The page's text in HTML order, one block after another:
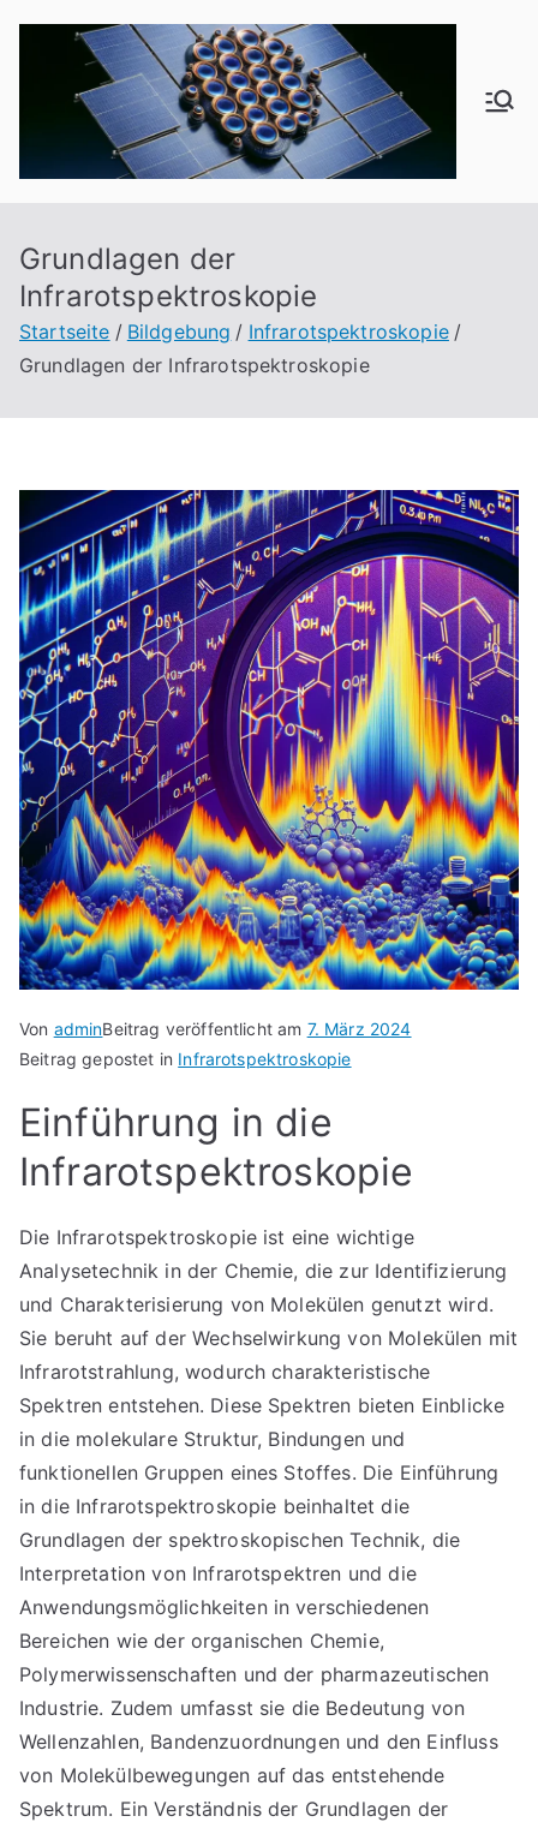
od
Grundlagen der
Infrarotspektroskopie
Startseite Bildgebung
Infrarotspektroskopie
Grundlagen der Infrarotspektroskopie
Von adminBeitrag veröffentlicht am 7. März 2024
Beitrag gepostet in Infrarotspektroskopie
Einführung in die
Infrarotspektroskopie
Die Infrarotspektroskopie ist eine wichtige
Analysetechnik in der Chemie, die zur Identifizierung
und Charakterisierung von Molekülen genutzt wird.
Sie beruht auf der Wechselwirkung von Molekülen mit
Infrarotstrahlung, wodurch charakteristische
Spektren entstehen. Diese Spektren bieten Einblicke
in die molekulare Struktur, Bindungen und
funktionellen Gruppen eines Stoffes. Die Einführung
in die Infrarotspektroskopie beinhaltet die
Grundlagen der spektroskopischen Technik, die
Interpretation von Infrarotspektren und die
Anwendungsmöglichkeiten in verschiedenen
Bereichen wie der organischen Chemie,
Polymerwissenschaften und der pharmazeutischen
Industrie. Zudem umfasst sie die Bedeutung von
Wellenzahlen, Bandenzuordnungen und den Einfluss
von Molekülbewegungen auf das entstehende
Spektrum. Ein Verständnis der Grundlagen der